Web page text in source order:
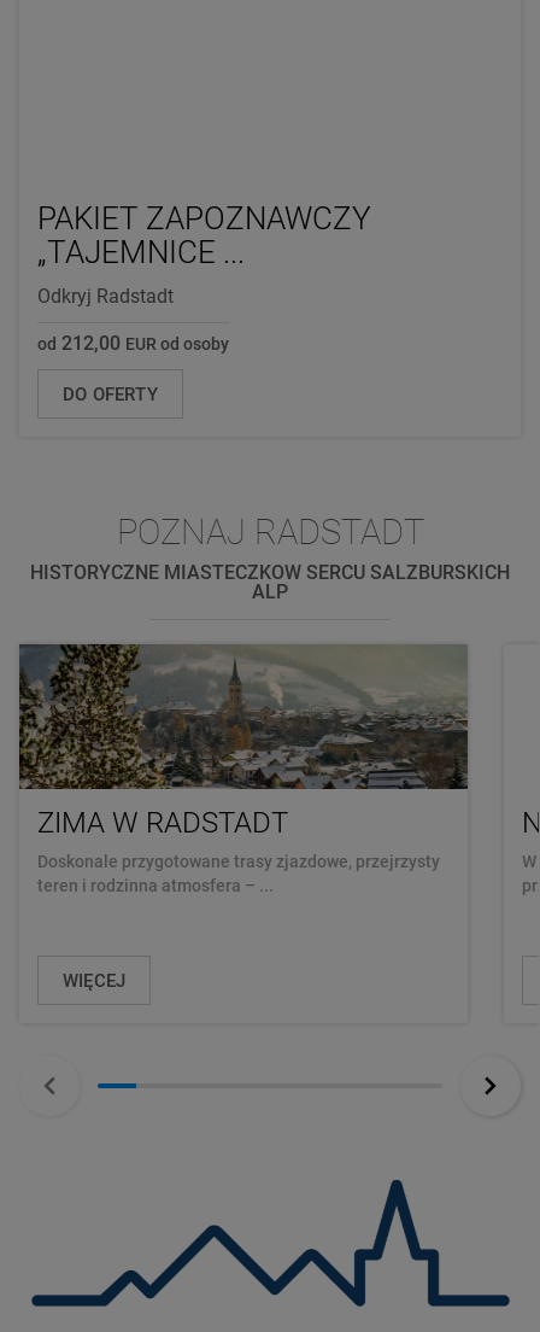
PAKIET ZAPOZNAWCZY
„TAJEMNICE ...
Odkryj Radstadt
od 212,00 EUR od osoby
DO OFERTY
POZNAJ RADSTADT
HISTORYCZNE MIASTECZKOW SERCU SALZBURSKICH
ALP
ZIMA W RADSTADT
Doskonale przygotowane trasy zjazdowe, przejrzysty
teren i rodzinna atmosfera – ...
WIĘCEJ